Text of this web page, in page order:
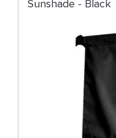
Sunshade - Black